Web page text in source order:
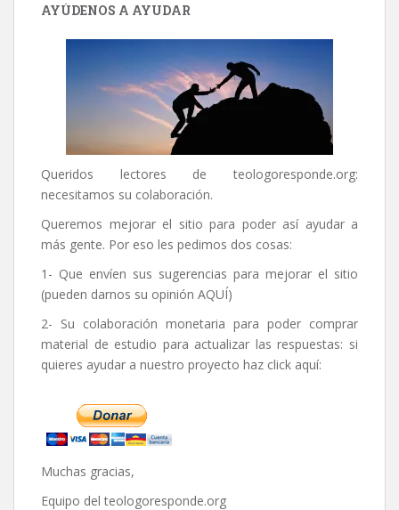
AYÚDENOS A AYUDAR
Queridos lectores de teologoresponde.org:
necesitamos su colaboración.
Queremos mejorar el sitio para poder así ayudar a
más gente. Por eso les pedimos dos cosas:
1- Que envíen sus sugerencias para mejorar el sitio
(pueden darnos su opinión AQUÍ)
2- Su colaboración monetaria para poder comprar
material de estudio para actualizar las respuestas: si
quieres ayudar a nuestro proyecto haz click aquí:
Muchas gracias,
Equipo del teologoresponde.org